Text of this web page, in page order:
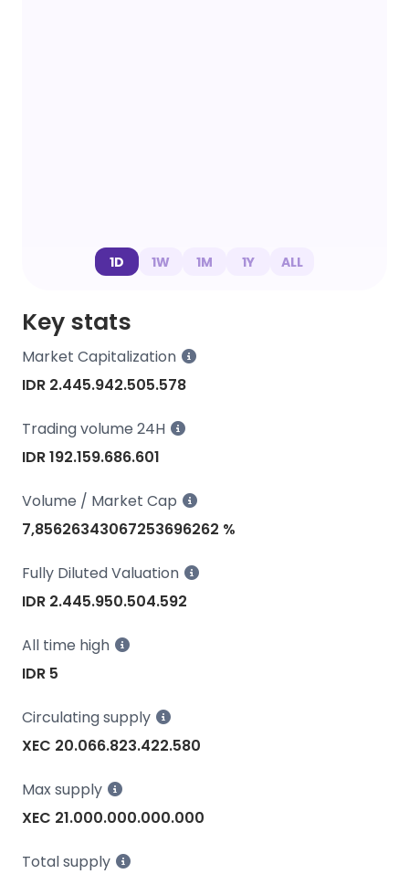
1D 1W 1M 1Y ALL
Key stats
Market Capitalization
IDR 2.445.942.505.578
Trading volume 24H
IDR 192.159.686.601
Volume / Market Cap
7,85626343067253696262 %
Fully Diluted Valuation
IDR 2.445.950.504.592
All time high
IDR 5
Circulating supply
XEC 20.066.823.422.580
Max supply
XEC 21.000.000.000.000
Total supply